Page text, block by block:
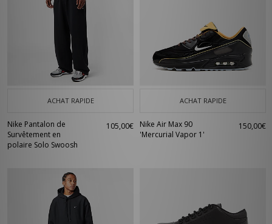
ACHAT RAPIDE
Nike Pantalon de
Survêtement en
polaire Solo Swoosh
105,00€
ACHAT RAPIDE
Nike Air Max 90
'Mercurial Vapor 1'
150,00€